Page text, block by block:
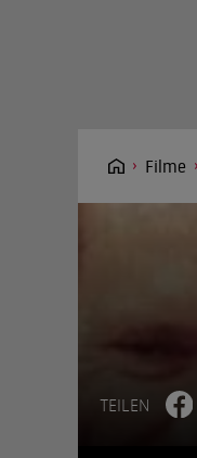
Filme
TEILEN